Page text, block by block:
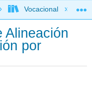
global
Vocacional
Alineación
por